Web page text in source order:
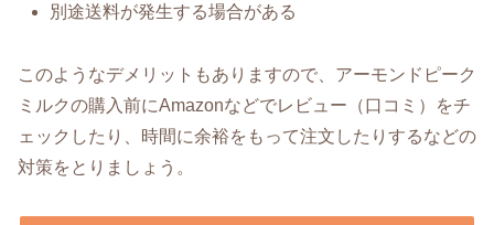
別途送料が発生する場合がある
このようなデメリットもありますので、アーモンドピーク
ミルクの購入前にAmazonなどでレビュー（口コミ）をチ
ェックしたり、時間に余裕をもって注文したりするなどの
対策をとりましょう。